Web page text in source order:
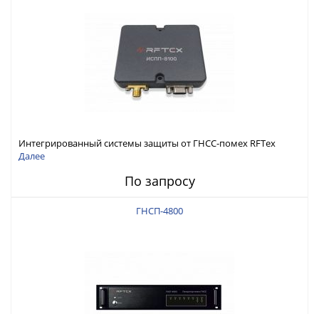
Интегрированный системы защиты от ГНСС-помех RFТех
ИСПП 8100
Далее
По запросу
ГНСП-4800